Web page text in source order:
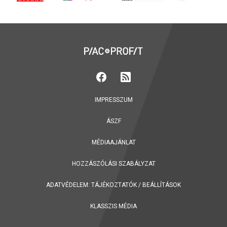
IMPRESSZUM
ÁSZF
MÉDIAAJÁNLAT
HOZZÁSZÓLÁSI SZABÁLYZAT
ADATVÉDELEM: TÁJÉKOZTATÓK / BEÁLLÍTÁSOK
KLASSZIS MÉDIA